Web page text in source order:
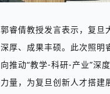
郭睿倩教授发言表示，复旦
深厚、成果丰硕。此次照明
向推动“教学-科研-产业”深
力量，为复旦创新人才搭建